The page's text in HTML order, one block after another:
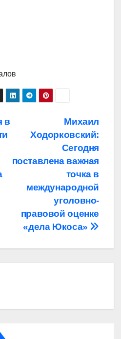
Михаил
Ходорковский:
Сегодня
поставлена важная
точка в
международной
уголовно-
правовой оценке
«дела Юкоса»
в